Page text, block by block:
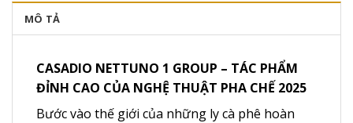
MÔ TẢ
CASADIO NETTUNO 1 GROUP – TÁC PHẨM
ĐỈNH CAO CỦA NGHỆ THUẬT PHA CHẾ 2025
Bước vào thế giới của những ly cà phê hoàn